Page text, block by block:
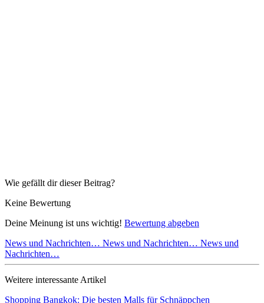
Wie gefällt dir dieser Beitrag?
Keine Bewertung
Deine Meinung ist uns wichtig! Bewertung abgeben
News und Nachrichten… News und Nachrichten… News und
Nachrichten…
Weitere interessante Artikel
Shopping Bangkok: Die besten Malls für Schnäppchen